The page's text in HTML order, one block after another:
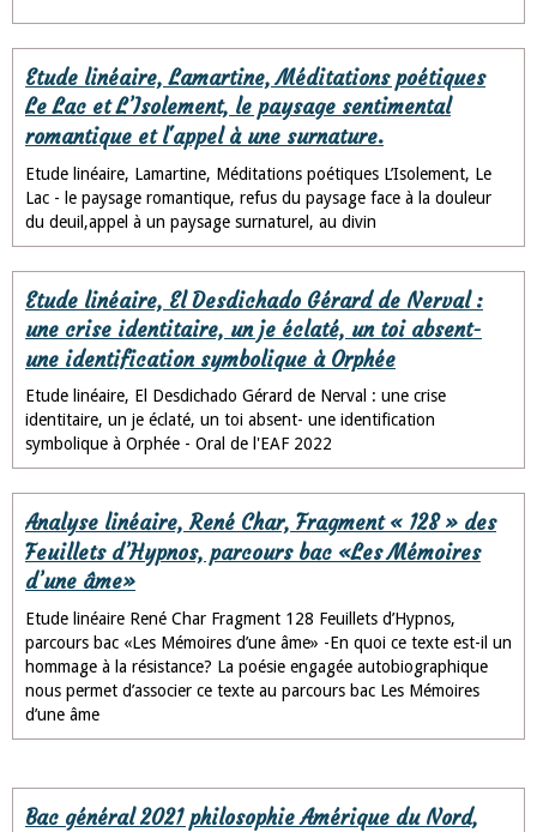
Etude linéaire, Lamartine, Méditations poétiques
Le Lac et L’Isolement, le paysage sentimental
romantique et l'appel à une surnature.
Etude linéaire, Lamartine, Méditations poétiques L’Isolement, Le
Lac - le paysage romantique, refus du paysage face à la douleur
du deuil,appel à un paysage surnaturel, au divin
Etude linéaire, El Desdichado Gérard de Nerval :
une crise identitaire, un je éclaté, un toi absent-
une identification symbolique à Orphée
Etude linéaire, El Desdichado Gérard de Nerval : une crise
identitaire, un je éclaté, un toi absent- une identification
symbolique à Orphée - Oral de l'EAF 2022
Analyse linéaire, René Char, Fragment « 128 » des
Feuillets d’Hypnos, parcours bac «Les Mémoires
d’une âme»
Etude linéaire René Char Fragment 128 Feuillets d’Hypnos,
parcours bac «Les Mémoires d’une âme» -En quoi ce texte est-il un
hommage à la résistance? La poésie engagée autobiographique
nous permet d’associer ce texte au parcours bac Les Mémoires
d’une âme
Bac général 2021 philosophie Amérique du Nord,